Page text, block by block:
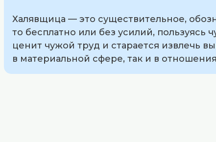
Халявщица — это существительное,
то бесплатно или без усилий,
ценит чужой труд и старается извлечь
в материальной сфере, так и в